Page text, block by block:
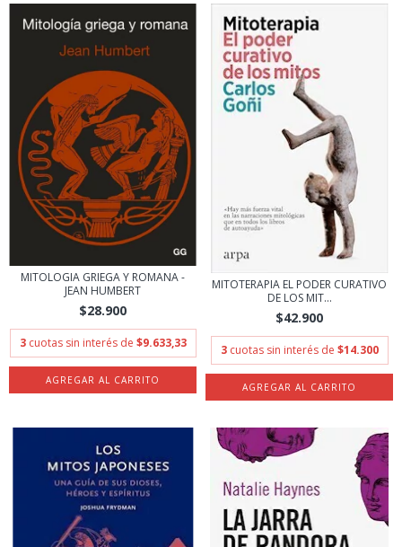
MITOLOGIA GRIEGA Y ROMANA -
JEAN HUMBERT
$28.900
3 cuotas sin interés de $9.633,33
MITOTERAPIA EL PODER CURATIVO
DE LOS MIT...
$42.900
3 cuotas sin interés de $14.300